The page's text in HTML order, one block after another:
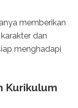
memberikan
dan
menghadapi
Kurikulum